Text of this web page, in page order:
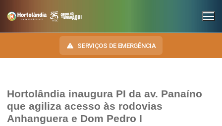
SERVIÇOS DE EMERGÊNCIA
INSTITUCIONAL
SECRETARIAS
TRANSPARÊNCIA
Hortolândia inaugura PI da av. Panaíno
que agiliza acesso às rodovias
Anhanguera e Dom Pedro I